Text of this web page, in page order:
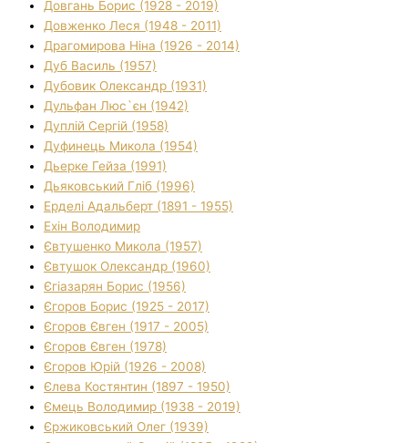
Довгань Борис (1928 - 2019)
Довженко Леся (1948 - 2011)
Драгомирова Ніна (1926 - 2014)
Дуб Василь (1957)
Дубовик Олександр (1931)
Дульфан Люс`єн (1942)
Дуплій Сергій (1958)
Дуфинець Микола (1954)
Дьерке Гейза (1991)
Дьяковський Гліб (1996)
Ерделі Адальберт (1891 - 1955)
Ехін Володимир
Євтушенко Микола (1957)
Євтушок Олександр (1960)
Єгіазарян Борис (1956)
Єгоров Борис (1925 - 2017)
Єгоров Євген (1917 - 2005)
Єгоров Євген (1978)
Єгоров Юрій (1926 - 2008)
Єлева Костянтин (1897 - 1950)
Ємець Володимир (1938 - 2019)
Єржиковський Олег (1939)